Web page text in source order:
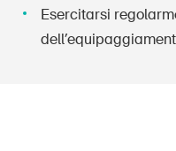
Esercitarsi